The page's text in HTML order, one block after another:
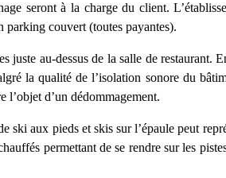
seront à la charge du client.
parking couvert (toutes payantes).
juste au-dessus de la salle de restaurant.
la qualité de l’isolation sonore du
l’objet d’un dédommagement.
ski aux pieds et skis sur l’épaule peut
permettant de se rendre sur les